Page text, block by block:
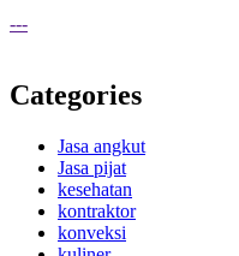
---
Categories
Jasa angkut
Jasa pijat
kesehatan
kontraktor
konveksi